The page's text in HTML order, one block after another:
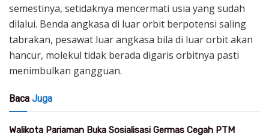
semestinya, setidaknya mencermati usia yang sudah
dilalui. Benda angkasa di luar orbit berpotensi saling
tabrakan, pesawat luar angkasa bila di luar orbit akan
hancur, molekul tidak berada digaris orbitnya pasti
menimbulkan gangguan.
Baca Juga
Walikota Pariaman Buka Sosialisasi Germas Cegah PTM